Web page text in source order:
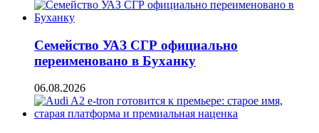
Семейство УАЗ СГР официально
переименовано в Буханку
06.08.2026